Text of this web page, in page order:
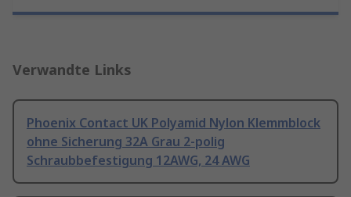
Verwandte Links
Phoenix Contact UK Polyamid Nylon Klemmblock
ohne Sicherung 32A Grau 2-polig
Schraubbefestigung 12AWG, 24 AWG